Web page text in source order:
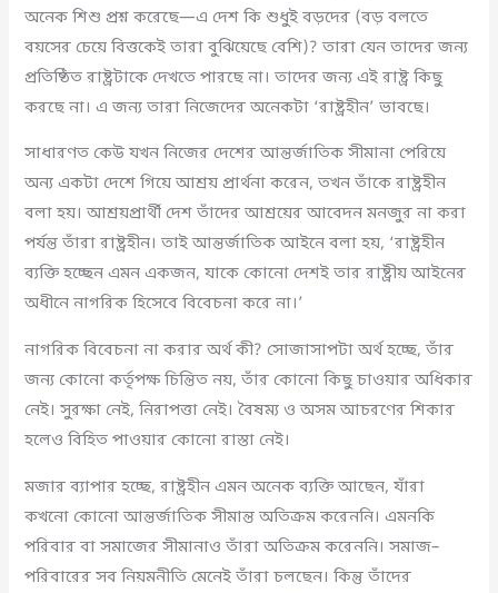
অনেক শিশু প্রশ্ন করেছে—এ দেশ কি শুধুই বড়দের (বড় বলতে
বয়সের চেয়ে বিত্তকেই তারা বুঝিয়েছে বেশি)? তারা যেন তাদের জন্য
প্রতিষ্ঠিত রাষ্ট্রটাকে দেখতে পারছে না। তাদের জন্য এই রাষ্ট্র কিছু
করছে না। এ জন্য তারা নিজেদের অনেকটা ‘রাষ্ট্রহীন’ ভাবছে।
সাধারণত কেউ যখন নিজের দেশের আন্তর্জাতিক সীমানা পেরিয়ে
অন্য একটা দেশে গিয়ে আশ্রয় প্রার্থনা করেন, তখন তাঁকে রাষ্ট্রহীন
বলা হয়। আশ্রয়প্রার্থী দেশ তাঁদের আশ্রয়ের আবেদন মনজুর না করা
পর্যন্ত তাঁরা রাষ্ট্রহীন। তাই আন্তর্জাতিক আইনে বলা হয়, ‘রাষ্ট্রহীন
ব্যক্তি হচ্ছেন এমন একজন, যাকে কোনো দেশই তার রাষ্ট্রীয় আইনের
অধীনে নাগরিক হিসেবে বিবেচনা করে না।’
নাগরিক বিবেচনা না করার অর্থ কী? সোজাসাপটা অর্থ হচ্ছে, তাঁর
জন্য কোনো কর্তৃপক্ষ চিন্তিত নয়, তাঁর কোনো কিছু চাওয়ার অধিকার
নেই। সুরক্ষা নেই, নিরাপত্তা নেই। বৈষম্য ও অসম আচরণের শিকার
হলেও বিহিত পাওয়ার কোনো রাস্তা নেই।
মজার ব্যাপার হচ্ছে, রাষ্ট্রহীন এমন অনেক ব্যক্তি আছেন, যাঁরা
কখনো কোনো আন্তর্জাতিক সীমান্ত অতিক্রম করেননি। এমনকি
পরিবার বা সমাজের সীমানাও তাঁরা অতিক্রম করেননি। সমাজ–
পরিবারের সব নিয়মনীতি মেনেই তাঁরা চলছেন। কিন্তু তাঁদের